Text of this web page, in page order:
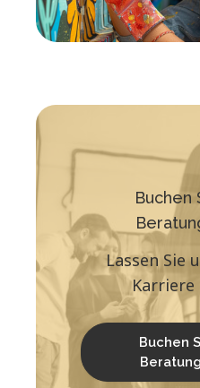
Buchen
Lassen Sie
Karriere
Buchen